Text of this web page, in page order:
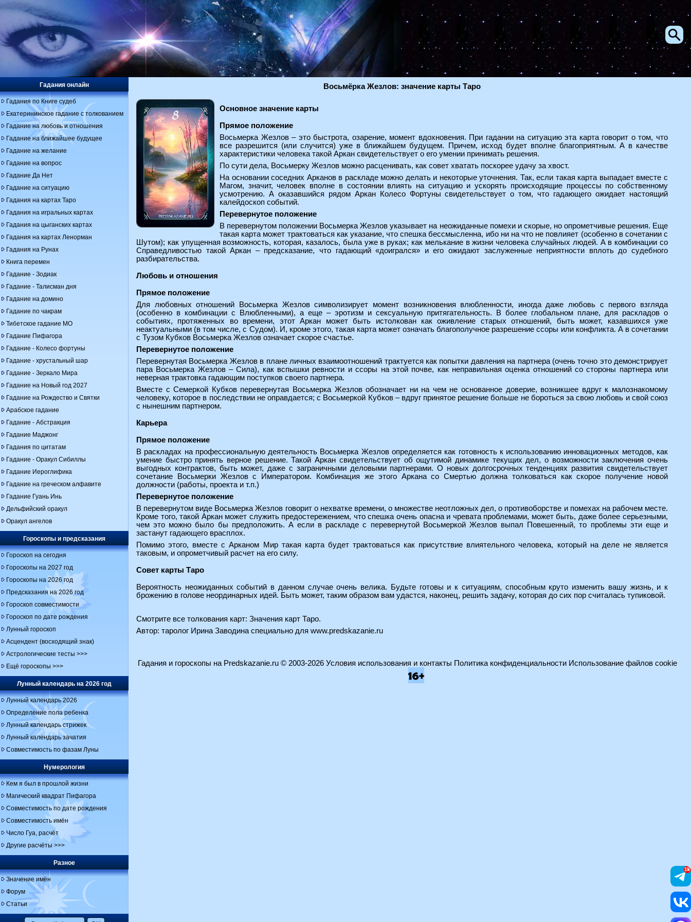
Восьмёрка Жезлов: значение карты Таро
Основное значение карты
Прямое положение
Восьмерка Жезлов – это быстрота, озарение, момент вдохновения. При гадании на ситуацию эта карта говорит о том, что
все разрешится (или случится) уже в ближайшем будущем. Причем, исход будет вполне благоприятным. А в качестве
характеристики человека такой Аркан свидетельствует о его умении принимать решения.
По сути дела, Восьмерку Жезлов можно расценивать, как совет хватать поскорее удачу за хвост.
На основании соседних Арканов в раскладе можно делать и некоторые уточнения. Так, если такая карта выпадает вместе с
Магом, значит, человек вполне в состоянии влиять на ситуацию и ускорять происходящие процессы по собственному
усмотрению. А оказавшийся рядом Аркан Колесо Фортуны свидетельствует о том, что гадающего ожидает настоящий
калейдоскоп событий.
Перевернутое положение
В перевернутом положении Восьмерка Жезлов указывает на неожиданные помехи и скорые, но опрометчивые решения. Еще
такая карта может трактоваться как указание, что спешка бессмысленна, ибо ни на что не повлияет (особенно в сочетании с
Шутом); как упущенная возможность, которая, казалось, была уже в руках; как мелькание в жизни человека случайных людей. А в комбинации со
Справедливостью такой Аркан – предсказание, что гадающий «доигрался» и его ожидают заслуженные неприятности вплоть до судебного
разбирательства.
Любовь и отношения
Прямое положение
Для любовных отношений Восьмерка Жезлов символизирует момент возникновения влюбленности, иногда даже любовь с первого взгляда
(особенно в комбинации с Влюбленными), а еще – эротизм и сексуальную притягательность. В более глобальном плане, для раскладов о
событиях, протяженных во времени, этот Аркан может быть истолкован как оживление старых отношений, быть может, казавшихся уже
неактуальными (в том числе, с Судом). И, кроме этого, такая карта может означать благополучное разрешение ссоры или конфликта. А в сочетании
с Тузом Кубков Восьмерка Жезлов означает скорое счастье.
Перевернутое положение
Перевернутая Восьмерка Жезлов в плане личных взаимоотношений трактуется как попытки давления на партнера (очень точно это демонстрирует
пара Восьмерка Жезлов – Сила), как вспышки ревности и ссоры на этой почве, как неправильная оценка отношений со стороны партнера или
неверная трактовка гадающим поступков своего партнера.
Вместе с Семеркой Кубков перевернутая Восьмерка Жезлов обозначает ни на чем не основанное доверие, возникшее вдруг к малознакомому
человеку, которое в последствии не оправдается; с Восьмеркой Кубков – вдруг принятое решение больше не бороться за свою любовь и свой союз
с нынешним партнером.
Карьера
Прямое положение
В раскладах на профессиональную деятельность Восьмерка Жезлов определяется как готовность к использованию инновационных методов, как
умение быстро принять верное решение. Такой Аркан свидетельствует об ощутимой динамике текущих дел, о возможности заключения очень
выгодных контрактов, быть может, даже с заграничными деловыми партнерами. О новых долгосрочных тенденциях развития свидетельствует
сочетание Восьмерки Жезлов с Императором. Комбинация же этого Аркана со Смертью должна толковаться как скорое получение новой
должности (работы, проекта и т.п.)
Перевернутое положение
В перевернутом виде Восьмерка Жезлов говорит о нехватке времени, о множестве неотложных дел, о противоборстве и помехах на рабочем месте.
Кроме того, такой Аркан может служить предостережением, что спешка очень опасна и чревата проблемами, может быть, даже более серьезными,
чем это можно было бы предположить. А если в раскладе с перевернутой Восьмеркой Жезлов выпал Повешенный, то проблемы эти еще и
застанут гадающего врасплох.
Помимо этого, вместе с Арканом Мир такая карта будет трактоваться как присутствие влиятельного человека, который на деле не является
таковым, и опрометчивый расчет на его силу.
Совет карты Таро
Вероятность неожиданных событий в данном случае очень велика. Будьте готовы и к ситуациям, способным круто изменить вашу жизнь, и к
брожению в голове неординарных идей. Быть может, таким образом вам удастся, наконец, решить задачу, которая до сих пор считалась тупиковой.
Смотрите все толкования карт: Значения карт Таро.
Автор: таролог Ирина Заводина специально для www.predskazanie.ru
Гадания онлайн
Гадания по Книге судеб
Екатерининское гадание с толкованием
Гадание на любовь и отношения
Гадание на ближайшее будущее
Гадание на желание
Гадание на вопрос
Гадание Да Нет
Гадание на ситуацию
Гадания на картах Таро
Гадания на игральных картах
Гадания на цыганских картах
Гадания на картах Ленорман
Гадания на Рунах
Книга перемен
Гадание - Зодиак
Гадание - Талисман дня
Гадание на домино
Гадание по чакрам
Тибетское гадание МО
Гадание Пифагора
Гадание - Колесо фортуны
Гадание - хрустальный шар
Гадание - Зеркало Мира
Гадание на Новый год 2027
Гадание на Рождество и Святки
Арабское гадание
Гадание - Абстракция
Гадание Маджонг
Гадания по цитатам
Гадание - Оракул Сибиллы
Гадание Иероглифика
Гадание на греческом алфавите
Гадание Гуань Инь
Дельфийский оракул
Оракул ангелов
Гороскопы и предсказания
Гороскоп на сегодня
Гороскопы на 2027 год
Гороскопы на 2026 год
Предсказания на 2026 год
Гороскоп совместимости
Гороскоп по дате рождения
Лунный гороскоп
Асцендент (восходящий знак)
Астрологические тесты >>>
Ещё гороскопы >>>
Лунный календарь на 2026 год
Лунный календарь 2026
Определение пола ребенка
Лунный календарь стрижек
Лунный календарь зачатия
Совместимость по фазам Луны
Нумерология
Кем я был в прошлой жизни
Магический квадрат Пифагора
Совместимость по дате рождения
Совместимость имён
Число Гуа, расчёт
Другие расчёты >>>
Разное
Значение имён
Форум
Статьи
Гадания и гороскопы на Predskazanie.ru© 2003-2026 Условия использования и контакты Политика конфиденциальности Использование файлов cookie